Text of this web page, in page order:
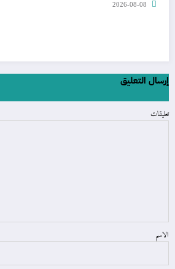
2026-08-08
إرسال التعليق
تعليقات
الاسم